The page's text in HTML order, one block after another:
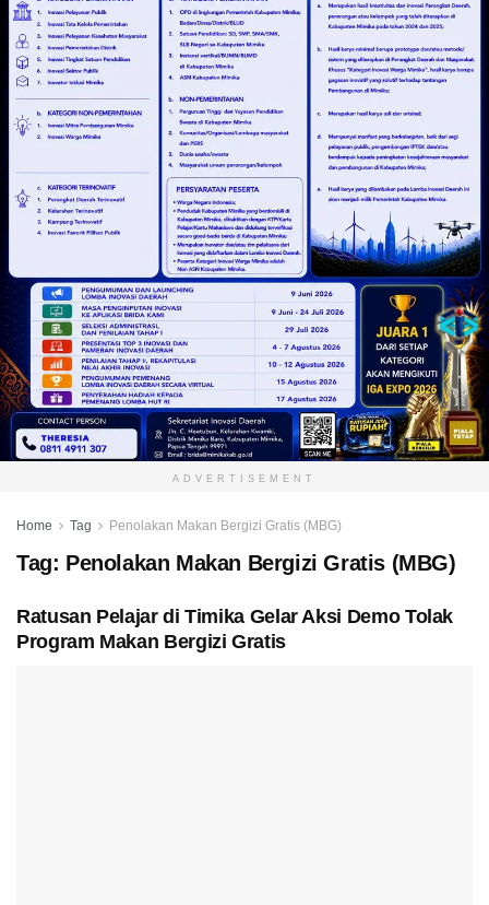
ADVERTISEMENT
Home Tag Penolakan Makan Bergizi Gratis (MBG)
Tag: Penolakan Makan Bergizi Gratis (MBG)
Ratusan Pelajar di Timika Gelar Aksi Demo Tolak
Program Makan Bergizi Gratis